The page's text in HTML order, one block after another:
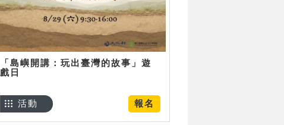
「島嶼開講：玩出臺灣的故事」遊
戲日
報名
活動